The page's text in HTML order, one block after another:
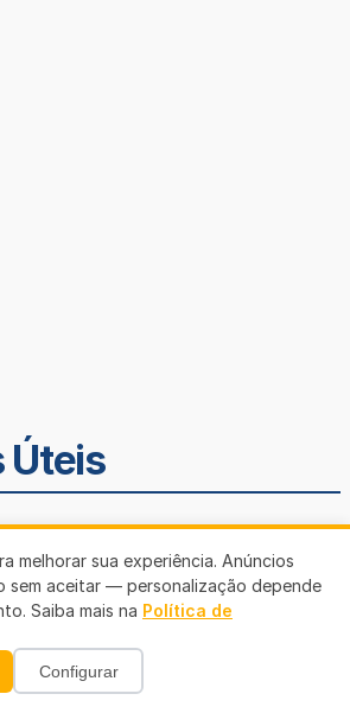
Úteis
melhorar sua experiência. Anúncios
sem aceitar — personalização depende
Saiba mais na Política de
Configurar